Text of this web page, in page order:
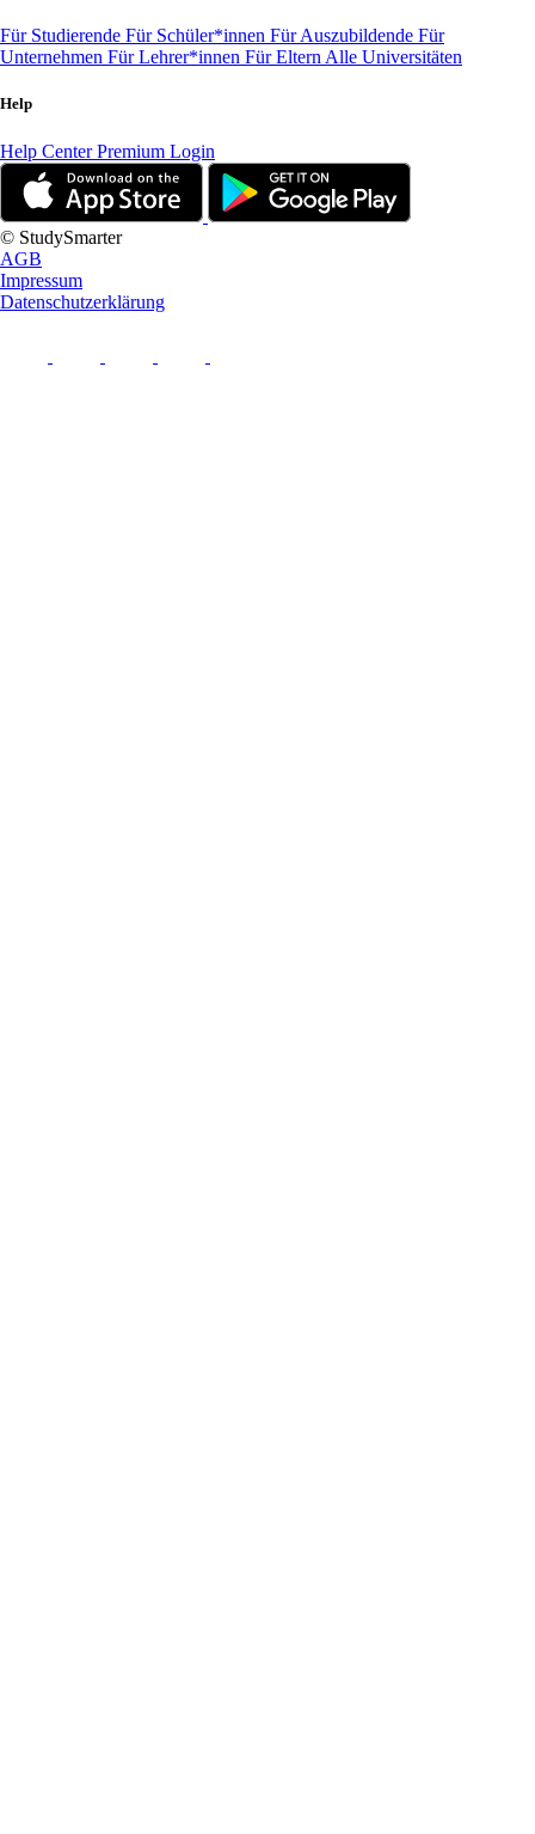
Für Studierende Für Schüler*innen Für Auszubildende Für
Unternehmen Für Lehrer*innen Für Eltern Alle Universitäten
Help
Help CenterPremium Login
© StudySmarter
AGB
Impressum
Datenschutzerklärung